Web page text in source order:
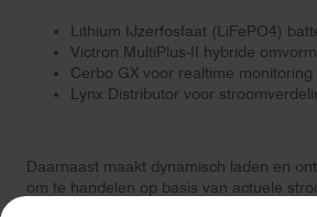
Lithium IJzerfosfaat (LiFePO4)
Victron MultiPlus-II hybride
Cerbo GX voor realtime monitoring
Lynx Distributor voor
Daarnaast maakt dynamisch laden en
om te handelen op basis van actuele